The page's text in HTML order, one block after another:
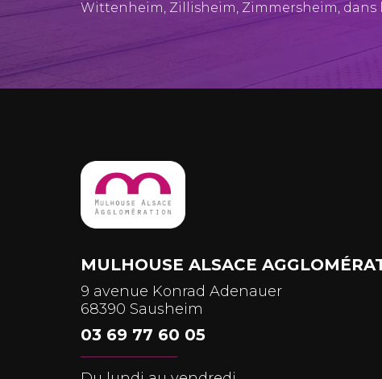
Wittenheim, Zillisheim, Zimmersheim, dans
MULHOUSE ALSACE
9 avenue Konrad Adenauer
68390 Sausheim
03 69 77 60 05